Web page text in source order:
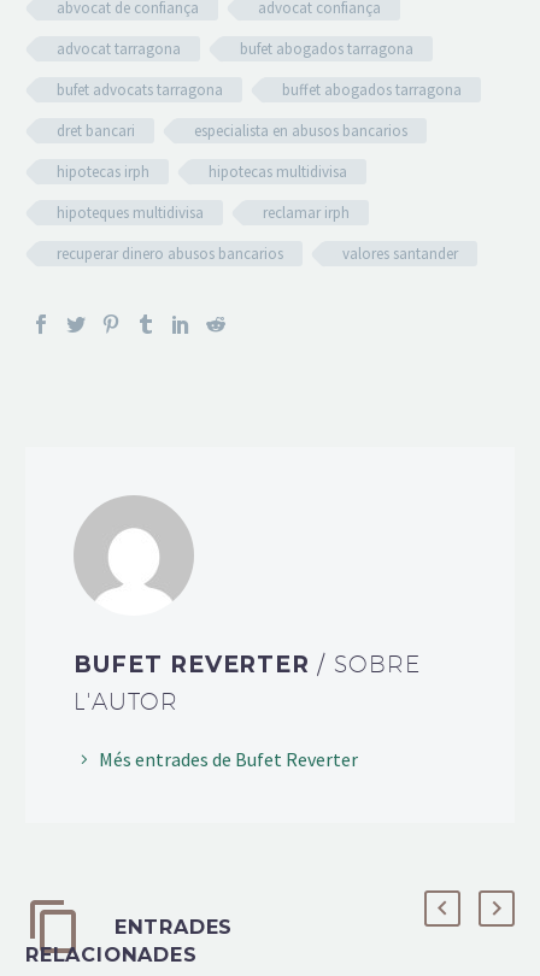
abvocat de confiança
advocat confiança
advocat tarragona
bufet abogados tarragona
bufet advocats tarragona
buffet abogados tarragona
dret bancari
especialista en abusos bancarios
hipotecas irph
hipotecas multidivisa
hipoteques multidivisa
reclamar irph
recuperar dinero abusos bancarios
valores santander
BUFET REVERTER/ SOBRE
L'AUTOR
Més entrades de Bufet Reverter
ENTRADES
RELACIONADES